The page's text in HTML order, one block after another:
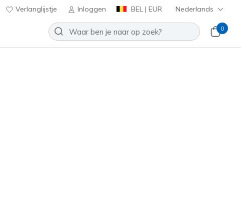
Verlanglijstje Inloggen BEL | EUR Nederlands
0